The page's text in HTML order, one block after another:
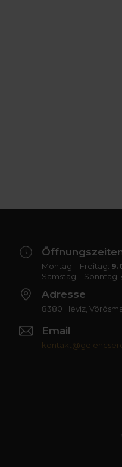
Montag – Freitag:
Samstag – Sonntag:
Adresse
8380 Hévíz,
Email